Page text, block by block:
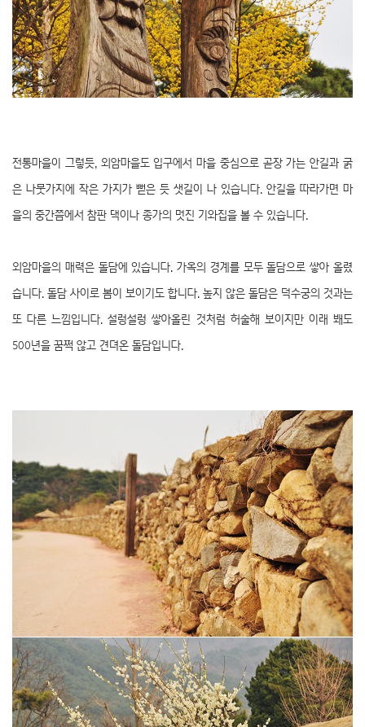
전통마을이 그렇듯, 외암마을도 입구에서 마을 중심으로 곧장 가는 안길과 굵
은 나뭇가지에 작은 가지가 뻗은 듯 샛길이 나 있습니다. 안길을 따라가면 마
을의 중간쯤에서 참판 댁이나 종가의 멋진 기와집을 볼 수 있습니다.
외암마을의 매력은 돌담에 있습니다. 가옥의 경계를 모두 돌담으로 쌓아 올렸
습니다. 돌담 사이로 봄이 보이기도 합니다. 높지 않은 돌담은 덕수궁의 것과는
또 다른 느낌입니다. 설렁설렁 쌓아올린 것처럼 허술해 보이지만 이래 봬도
500년을 꿈쩍 않고 견뎌온 돌담입니다.